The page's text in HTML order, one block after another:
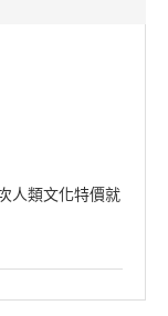
人類文化特價就